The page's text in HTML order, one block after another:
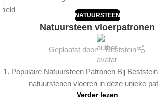
NATUURSTEEN
Natuursteen vloerpatronen
Geplaatst door Beststein
1. Populaire Natuursteen Patronen Bij
natuurstenen vloeren in deze unieke
Verder lezen